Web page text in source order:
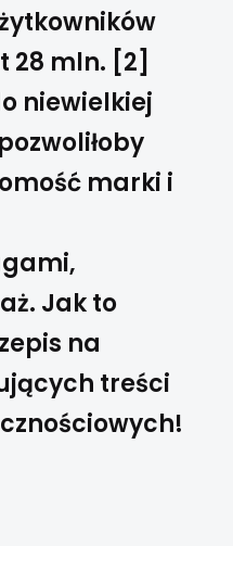
28 mln. [2]
niewielkiej
marki i
Jak to
na
treści